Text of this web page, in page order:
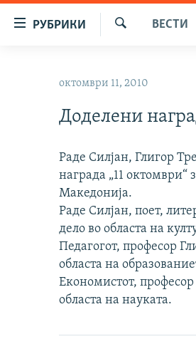
навигација
пребарување
РУБРИКИ
ВИЗУЕЛНО
ШТО ТРЕБА ДА ЗНАЕТЕ
ПРИЈАВИ СЕ ЗА ЊУЗЛЕТЕР
ПОДКАСТ ЗОШТО?
ВЕСТИ
октомври 11, 2010
Доделени
Раде Силјан, Глигор
награда „11
Македонија.
Раде Силјан, поет,
дело во областа на
Педагогот, професор
областа на
Економистот,
областа на науката.